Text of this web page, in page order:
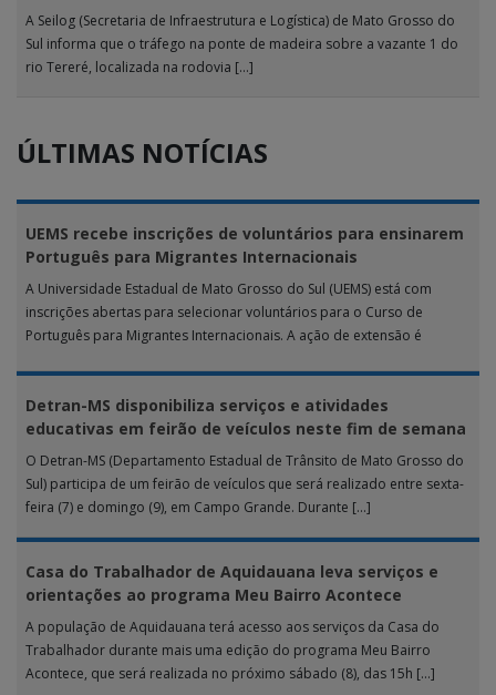
A Seilog (Secretaria de Infraestrutura e Logística) de Mato Grosso do
Sul informa que o tráfego na ponte de madeira sobre a vazante 1 do
rio Tereré, localizada na rodovia […]
ÚLTIMAS NOTÍCIAS
UEMS recebe inscrições de voluntários para ensinarem
Português para Migrantes Internacionais
A Universidade Estadual de Mato Grosso do Sul (UEMS) está com
inscrições abertas para selecionar voluntários para o Curso de
Português para Migrantes Internacionais. A ação de extensão é
Detran-MS disponibiliza serviços e atividades
educativas em feirão de veículos neste fim de semana
O Detran-MS (Departamento Estadual de Trânsito de Mato Grosso do
Sul) participa de um feirão de veículos que será realizado entre sexta-
feira (7) e domingo (9), em Campo Grande. Durante […]
Casa do Trabalhador de Aquidauana leva serviços e
orientações ao programa Meu Bairro Acontece
A população de Aquidauana terá acesso aos serviços da Casa do
Trabalhador durante mais uma edição do programa Meu Bairro
Acontece, que será realizada no próximo sábado (8), das 15h […]